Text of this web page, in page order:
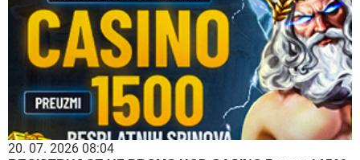
20. 07. 2026 08:04